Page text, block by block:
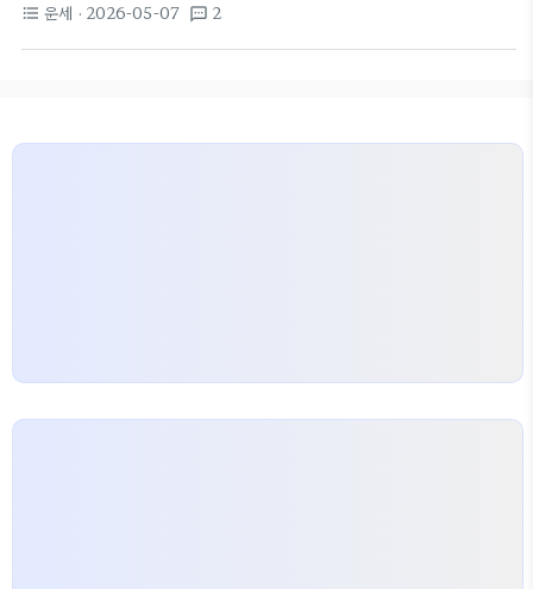
야 할지 몰라서 그냥 '인터넷 사주' 이렇게 검색해서
제일 위에 나오는 곳에서 봤네요. 뭐가 이렇게 복잡한
format_list_bulleted 운세 · 2026-05-07 textsms 2